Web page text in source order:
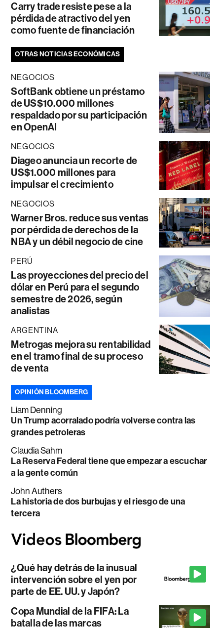
Carry trade resiste pese a la
pérdida de atractivo del yen
como fuente de financiación
OTRAS NOTICIAS ECONÓMICAS
NEGOCIOS
SoftBank obtiene un préstamo
de US$10.000 millones
respaldado por su participación
en OpenAI
NEGOCIOS
Diageo anuncia un recorte de
US$1.000 millones para
impulsar el crecimiento
NEGOCIOS
Warner Bros. reduce sus ventas
por pérdida de derechos de la
NBA y un débil negocio de cine
PERÚ
Las proyecciones del precio del
dólar en Perú para el segundo
semestre de 2026, según
analistas
ARGENTINA
Metrogas mejora su rentabilidad
en el tramo final de su proceso
de venta
OPINIÓN BLOOMBERG
Liam Denning
Un Trump acorralado podría volverse contra las
grandes petroleras
Claudia Sahm
La Reserva Federal tiene que empezar a escuchar
a la gente común
John Authers
La historia de dos burbujas y el riesgo de una
tercera
¿Qué hay detrás de la inusual
intervención sobre el yen por
parte de EE. UU. y Japón?
Copa Mundial de la FIFA: La
batalla de las marcas